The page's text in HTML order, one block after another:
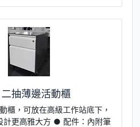
二抽薄邊活動櫃
櫃，可放在高級工作站底下，
計更高雅大方 ● 配件：內附筆